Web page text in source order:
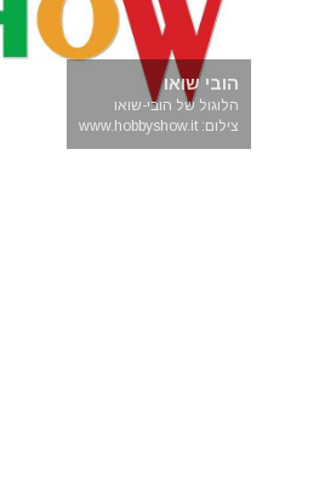
הובי שואו
הלוגול של הובי-שואו
צילום: www.hobbyshow.it